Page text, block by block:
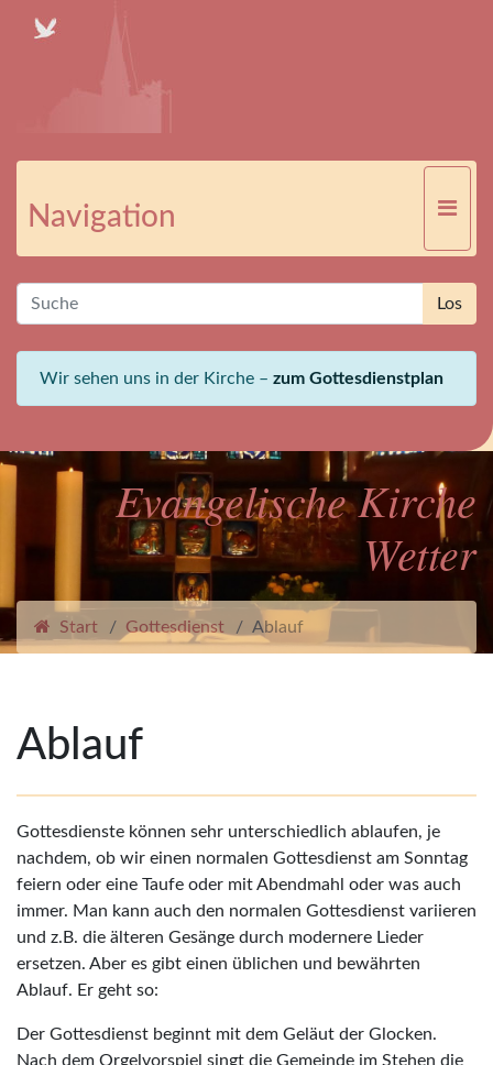
Navigation
Wir sehen uns in der Kirche – zum Gottesdienstplan
Evangelische Kirche
Wetter
Start Gottesdienst Ablauf
Ablauf
Gottesdienste können sehr unterschiedlich ablaufen, je
nachdem, ob wir einen normalen Gottesdienst am Sonntag
feiern oder eine Taufe oder mit Abendmahl oder was auch
immer. Man kann auch den normalen Gottesdienst variieren
und z.B. die älteren Gesänge durch modernere Lieder
ersetzen. Aber es gibt einen üblichen und bewährten
Ablauf. Er geht so:
Der Gottesdienst beginnt mit dem Geläut der Glocken.
Nach dem Orgelvorspiel singt die Gemeinde im Stehen die